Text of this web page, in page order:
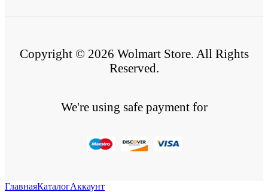
Copyright © 2026 Wolmart Store. All Rights
Reserved.
We're using safe payment for
ГлавнаяКаталогАккаунт